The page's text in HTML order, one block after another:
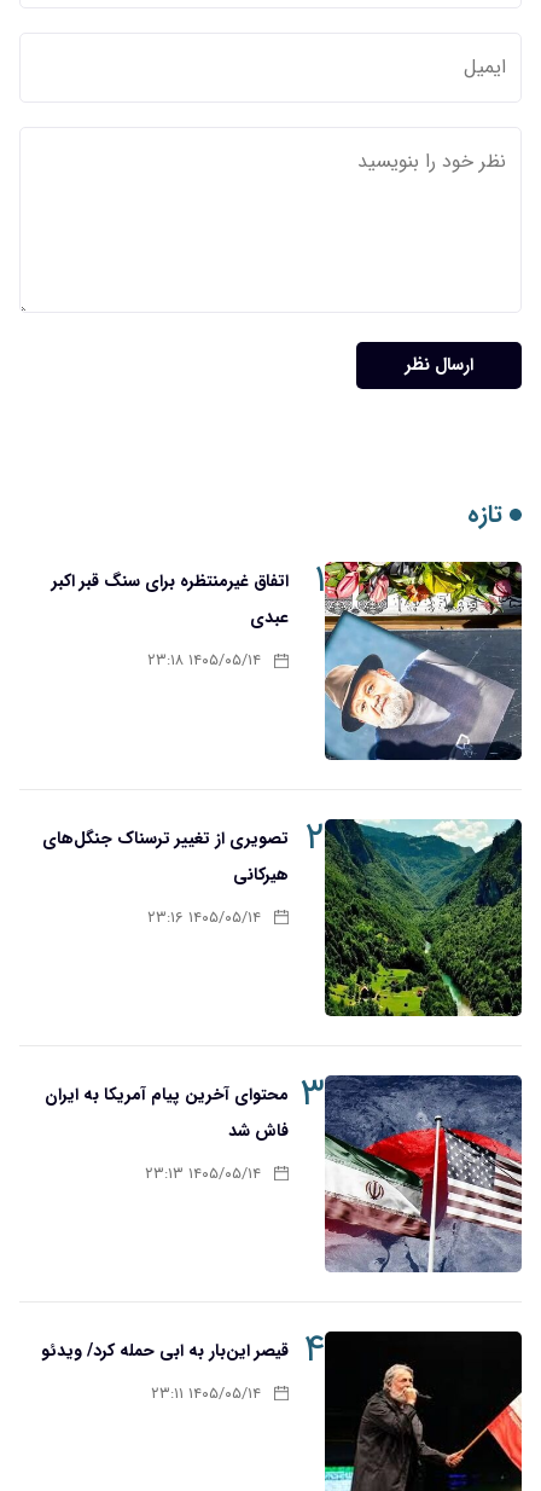
ارسال نظر
تازه
۱
اتفاق غیرمنتظره برای سنگ قبر اکبر
عبدی
۱۴۰۵/۰۵/۱۴ ۲۳:۱۸
۲
تصویری از تغییر ترسناک جنگل‌های
هیرکانی
۱۴۰۵/۰۵/۱۴ ۲۳:۱۶
۳ محتوای آخرین پیام آمریکا به ایران
فاش شد
۱۴۰۵/۰۵/۱۴ ۲۳:۱۳
۴ قیصر این‌بار به ابی حمله کرد/ ویدئو
۱۴۰۵/۰۵/۱۴ ۲۳:۱۱